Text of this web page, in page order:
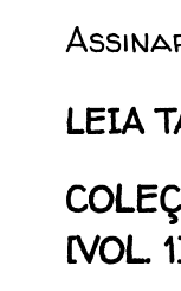
LEIA
[VOL.